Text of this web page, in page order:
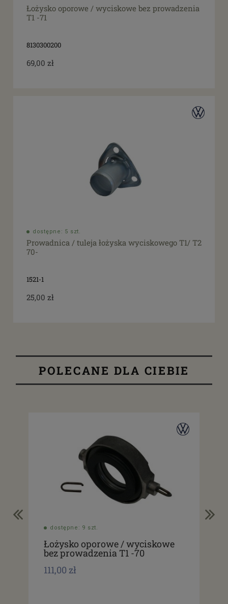
Łożysko oporowe / wyciskowe bez prowadzenia
T1 -71
8130300200
69,00 zł
dostępne: 5 szt.
Prowadnica / tuleja łożyska wyciskowego T1/ T2
70-
1521-1
25,00 zł
POLECANE DLA CIEBIE
dostępne: 9 szt.
Łożysko oporowe / wyciskowe
bez prowadzenia T1 -70
111,00 zł